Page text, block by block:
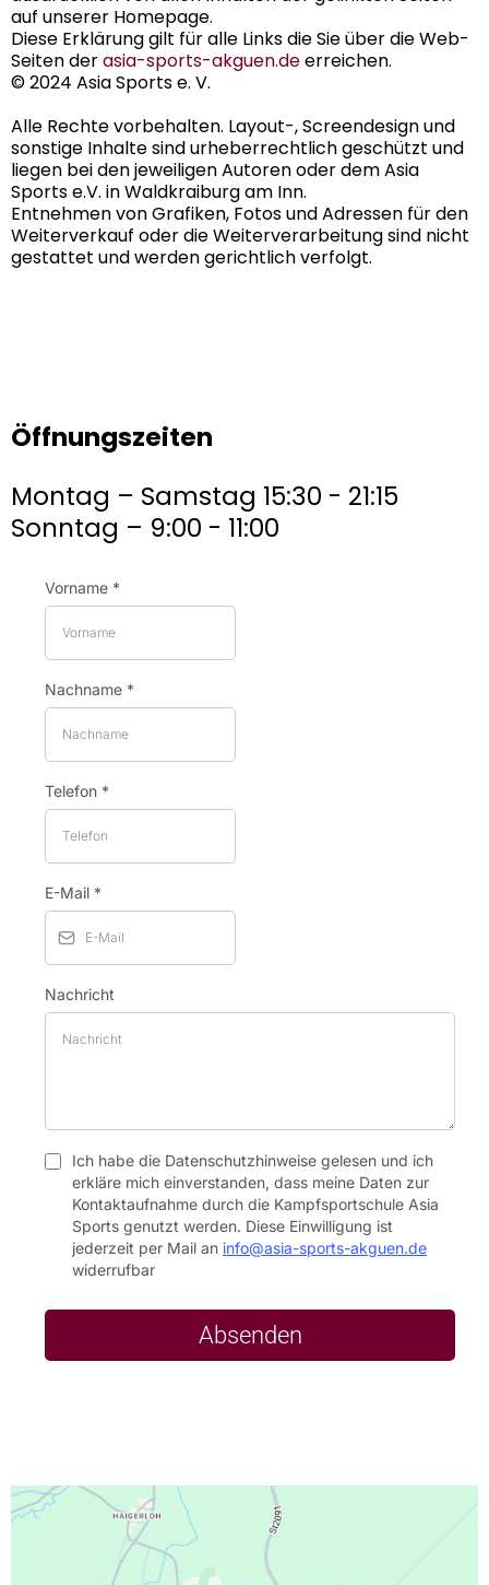
auf unserer Homepage.
Diese Erklärung gilt für alle Links die Sie über die Web-
Seiten derasia-sports-akguen.deerreichen.
© 2024 Asia Sports e. V.
Alle Rechte vorbehalten. Layout-, Screendesign und
sonstige Inhalte sind urheberrechtlich geschützt und
liegen bei den jeweiligen Autoren oder dem Asia
Sports e.V. in Waldkraiburg am Inn.
Entnehmen von Grafiken, Fotos und Adressen für den
Weiterverkauf oder die Weiterverarbeitung sind nicht
gestattet und werden gerichtlich verfolgt.
Öffnungszeiten
Montag – Samstag 15:30 - 21:15
Sonntag – 9:00 - 11:00
Vorname *
Nachname *
Telefon *
E-Mail *
Nachricht
Ich habe die Datenschutzhinweise gelesen und ich
erkläre mich einverstanden, dass meine Daten zur
Kontaktaufnahme durch die Kampfsportschule Asia
Sports genutzt werden. Diese Einwilligung ist
jederzeit per Mail an info@asia-sports-akguen.de
widerrufbar
Absenden